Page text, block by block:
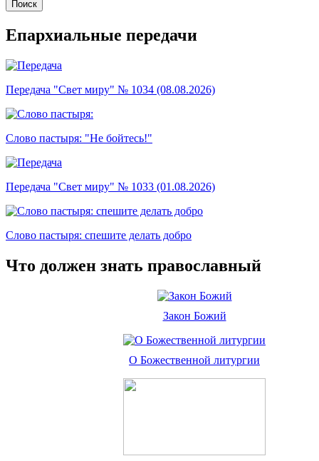
Епархиальные передачи
Передача "Свет миру" № 1034 (08.08.2026)
Слово пастыря: "Не бойтесь!"
Передача "Свет миру" № 1033 (01.08.2026)
Слово пастыря: спешите делать добро
Что должен знать православный
Закон Божий
О Божественной литургии